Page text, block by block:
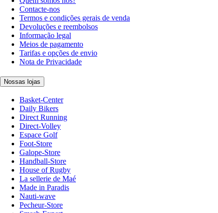
Contacte-nos
Termos e condições gerais de venda
Devoluções e reembolsos
Informação legal
Meios de pagamento
Tarifas e opções de envio
Nota de Privacidade
Nossas lojas
Basket-Center
Daily Bikers
Direct Running
Direct-Volley
Espace Golf
Foot-Store
Galope-Store
Handball-Store
House of Rugby
La sellerie de Maé
Made in Paradis
Nauti-wave
Pecheur-Store